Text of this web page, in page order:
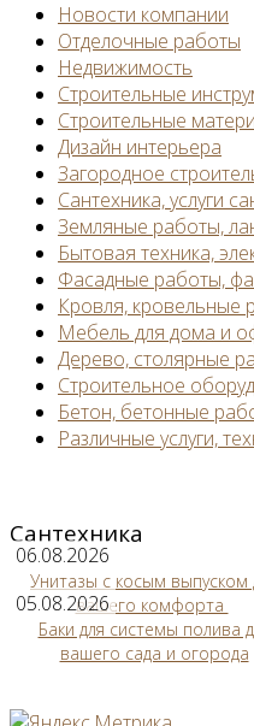
Новости компании
Отделочные работы
Недвижимость
Строительные
Строительные
Дизайн интерьера
Загородное
Сантехника, услуги
Земляные работы,
Бытовая техника,
Фасадные работы,
Кровля, кровельные
Мебель для дома и
Дерево, столярные
Строительное
Бетон, бетонные
Различные услуги,
Сантехника
06.08.2026
Унитазы с косым выпуском
вашего комфорта
05.08.2026
Баки для системы полива
вашего сада и огорода